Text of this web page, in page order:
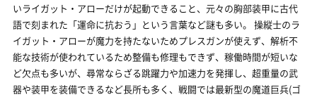
いライガット・アローだけが起動できること、元々の胸部装甲に古代
語で刻まれた「運命に抗おう」という言葉など謎も多い。 操縦士のラ
イガット・アローが魔力を持たないためプレスガンが使えず、解析不
能な技術が使われているため整備も修理もできず、稼働時間が短いな
ど欠点も多いが、尋常ならざる跳躍力や加速力を発揮し、超重量の武
器や装甲を装備できるなど長所も多く、戦闘では最新型の魔道巨兵(ゴ